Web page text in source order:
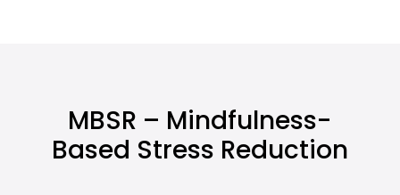
MBSR – Mindfulness-
Based Stress Reduction